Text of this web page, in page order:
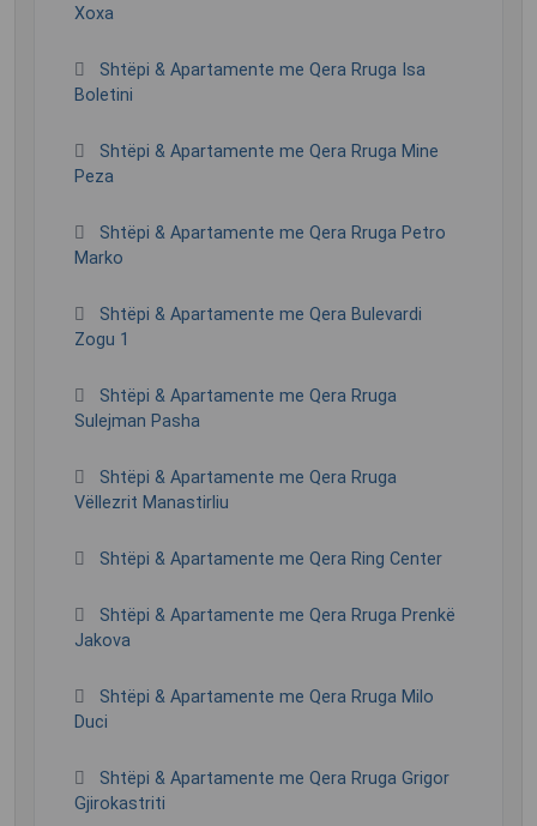
Xoxa
Shtëpi & Apartamente me Qera Rruga Isa
Boletini
Shtëpi & Apartamente me Qera Rruga Mine
Peza
Shtëpi & Apartamente me Qera Rruga Petro
Marko
Shtëpi & Apartamente me Qera Bulevardi
Zogu 1
Shtëpi & Apartamente me Qera Rruga
Sulejman Pasha
Shtëpi & Apartamente me Qera Rruga
Vëllezrit Manastirliu
Shtëpi & Apartamente me Qera Ring Center
Shtëpi & Apartamente me Qera Rruga Prenkë
Jakova
Shtëpi & Apartamente me Qera Rruga Milo
Duci
Shtëpi & Apartamente me Qera Rruga Grigor
Gjirokastriti